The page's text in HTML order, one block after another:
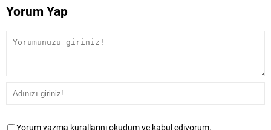
Yorum Yap
Yorum yazma kurallarını okudum ve kabul ediyorum.